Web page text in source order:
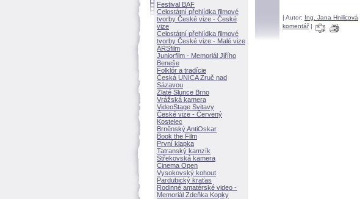
Festival BAF
Celostátní přehlídka filmové
tvorby České vize - České
vize
Celostátní přehlídka filmové
tvorby České vize - Malé vize
ARSfilm
Juniorfilm - Memoriál Jiřího
Beneše
Folklór a tradície
Česká UNICA Zruč nad
Sázavou
Zlaté Slunce Brno
Vrážská kamera
VideoStage Svitavy
České vize - Červený
Kostelec
Brněnský AntiOskar
Book the Film
První klapka
Tatranský kamzík
Střekovská kamera
Cinema Open
Vysokovský kohout
Pardubický kraťas
Rodinné amatérské video -
Memoriál Zdeňka Kopky
| Autor: Ing. Jana Hnilicov
komentář|